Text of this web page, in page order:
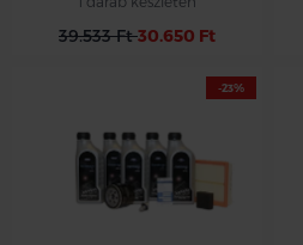
39.533 Ft30.650 Ft
-23%